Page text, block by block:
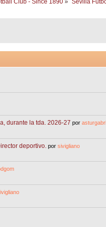
Club - Since 1890 » Sevilla
durante la tda. 2026-27 por
deportivo. porsivigliano